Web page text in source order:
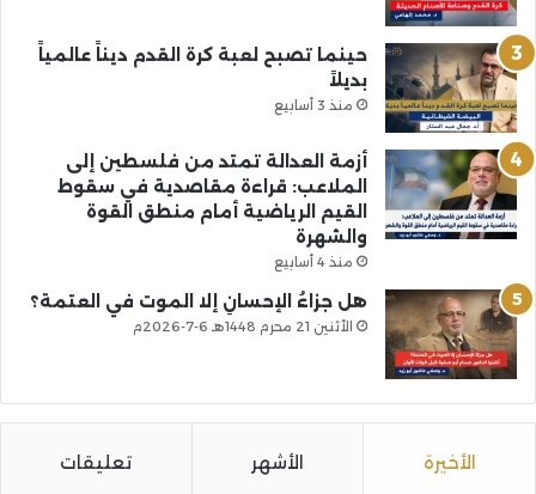
حينما تصبح لعبة كرة القدم ديناً عالمياً
بديلاً
منذ 3 أسابيع
أزمة العدالة تمتد من فلسطين إلى
الملاعب: قراءة مقاصدية في سقوط
القيم الرياضية أمام منطق القوة
والشهرة
منذ 4 أسابيع
هل جزاءُ الإحسانِ إلا الموت في العتمة؟
الأثنين 21 محرم 1448هـ 6-7-2026م
الأخيرة الأشهر تعليقات